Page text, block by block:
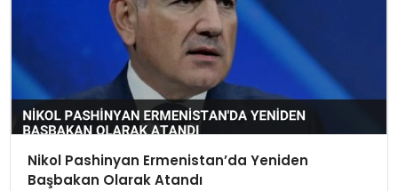
Nikol Pashinyan Ermenistan’da Yeniden
Başbakan Olarak Atandı